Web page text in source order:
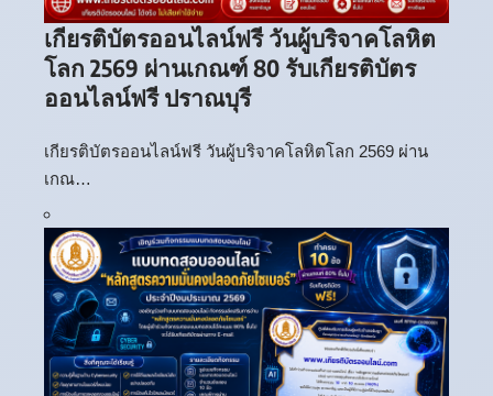
เกียรติบัตรออนไลน์ฟรี วันผู้บริจาคโลหิต
โลก 2569 ผ่านเกณฑ์ 80 รับเกียรติบัตร
ออนไลน์ฟรี ปราณบุรี
เกียรติบัตรออนไลน์ฟรี วันผู้บริจาคโลหิตโลก 2569 ผ่าน
เกณ…